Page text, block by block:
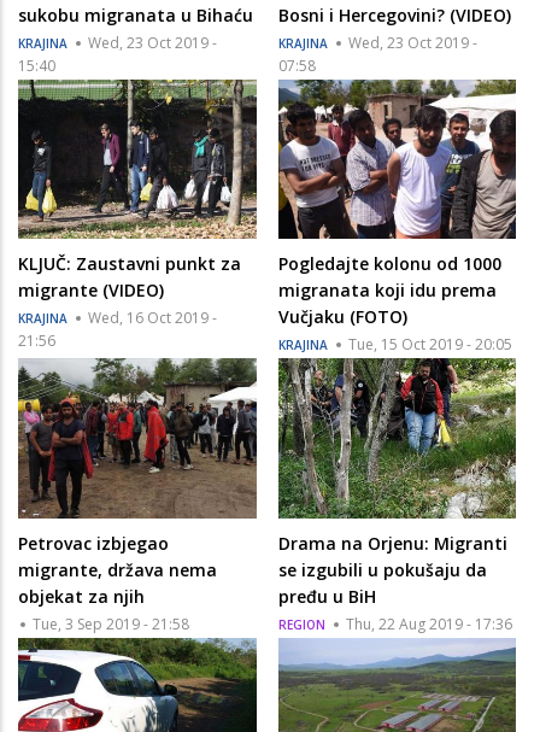
sukobu migranata u Bihaću
KRAJINA
Wed, 23 Oct 2019 -
15:40
Bosni i Hercegovini? (VIDEO)
KRAJINA
Wed, 23 Oct 2019 -
07:58
KLJUČ: Zaustavni punkt za
migrante (VIDEO)
KRAJINA
Wed, 16 Oct 2019 -
21:56
Pogledajte kolonu od 1000
migranata koji idu prema
Vučjaku (FOTO)
KRAJINA Tue, 15 Oct 2019 - 20:05
Petrovac izbjegao
migrante, država nema
objekat za njih
Tue, 3 Sep 2019 - 21:58
Drama na Orjenu: Migranti
se izgubili u pokušaju da
pređu u BiH
REGION Thu, 22 Aug 2019 - 17:36